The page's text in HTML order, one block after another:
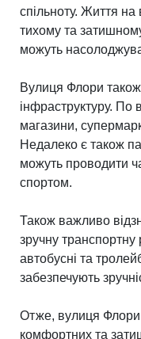
спільноту. Життя на
тихому та
можуть
Вулиця Флори
інфраструктуру. По
магазини,
Недалеко є також
можуть проводити
спортом.
Також важливо
зручну
автобусні та
забезпечують
Отже, вулиця Флори
комфортних та